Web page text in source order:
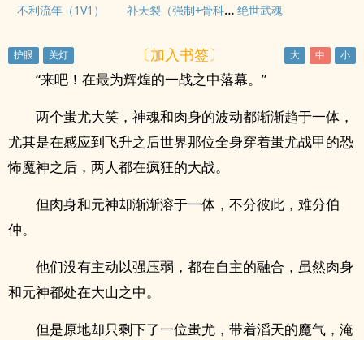
不利流年（1V1）
补天裂（强制+骨科，修真np） 绝世武魂
〔加入书签〕
“来吧！在最为辉煌的一战之中落幕。”
两个蚩尤大笑，神魂和肉身的波动都渐渐趋于一体，
尤其是在感应到飞升之后世界那位全身穿着蚩尤战甲的恐
怖魔神之后，两人都在疯狂的大战。
但肉身和元神却渐渐溶于一体，不分彼此，难分伯
仲。
他们没有主动以强压弱，都在自主的融合，虽然肉身
和元神都处在大山之中。
但是原地却只剩下了一位蚩尤，带着滔天的魔气，淹